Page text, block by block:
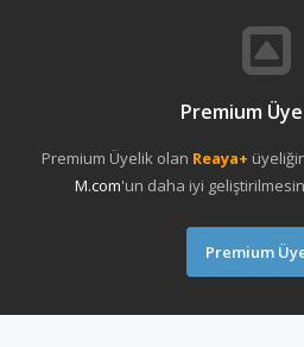
Premium
Premium Üyelik olan Reaya+
M.com'un daha iyi
Premium